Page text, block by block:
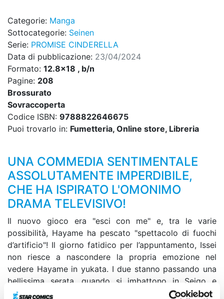
Categorie: Manga
Sottocategorie: Seinen
Serie: PROMISE CINDERELLA
Data di pubblicazione: 23/04/2024
Formato: 12.8x18 , b/n
Pagine: 208
Brossurato
Sovraccoperta
Codice ISBN: 9788822646675
Puoi trovarlo in: Fumetteria, Online store, Libreria
UNA COMMEDIA SENTIMENTALE
ASSOLUTAMENTE IMPERDIBILE,
CHE HA ISPIRATO L'OMONIMO
DRAMA TELEVISIVO!
Il nuovo gioco era "esci con me" e, tra le varie
possibilità, Hayame ha pescato "spettacolo di fuochi
d’artificio"! Il giorno fatidico per l’appuntamento, Issei
non riesce a nascondere la propria emozione nel
vedere Hayame in yukata. I due stanno passando una
bellissima serata, quando si imbattono in Seigo e
Kikuno. Come se non bastasse, Seigo e Hayame si